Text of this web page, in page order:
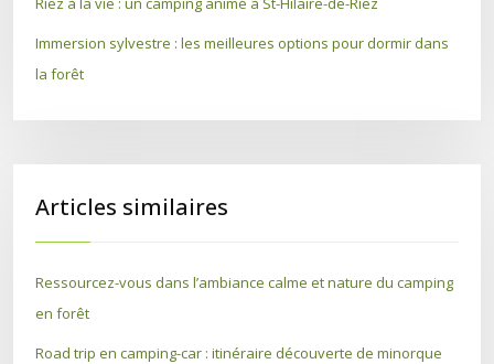
Immersion sylvestre : les meilleures options pour dormir dans
la forêt
Articles similaires
Ressourcez-vous dans l’ambiance calme et nature du camping
en forêt
Road trip en camping-car : itinéraire découverte de minorque